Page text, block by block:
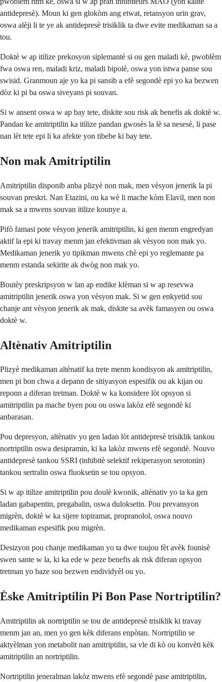
antidepresè). Moun ki gen glokòm ang etwat, retansyon urin grav,
oswa alèji li te ye ak antidepresè trisiklik ta dwe evite medikaman sa a
tou.
Doktè w ap itilize prekosyon siplemantè si ou gen maladi kè, pwoblèm
fwa oswa ren, maladi kriz, maladi bipolè, oswa yon istwa panse sou
swisid. Granmoun aje yo ka pi sansib a efè segondè epi yo ka bezwen
dòz ki pi ba oswa siveyans pi souvan.
Si w ansent oswa w ap bay tete, diskite sou risk ak benefis ak doktè w.
Pandan ke amitriptilin ka itilize pandan gwosès la lè sa nesesè, li pase
nan lèt tete epi li ka afekte yon tibebe ki bay tete.
Non mak Amitriptilin
Amitriptilin disponib anba plizyè non mak, men vèsyon jenerik la pi
souvan preskri. Nan Etazini, ou ka wè li mache kòm Elavil, men non
mak sa a mwens souvan itilize kounye a.
Pifò famasi pote vèsyon jenerik amitriptilin, ki gen menm engredyan
aktif la epi ki travay menm jan efektivman ak vèsyon non mak yo.
Medikaman jenerik yo tipikman mwens chè epi yo reglemante pa
menm estanda sekirite ak dwòg non mak yo.
Boutèy preskripsyon w lan ap endike klèman si w ap resevwa
amitriptilin jenerik oswa yon vèsyon mak. Si w gen enkyetid sou
chanje ant vèsyon jenerik ak mak, diskite sa avèk famasyen ou oswa
doktè w.
Altènativ Amitriptilin
Plizyè medikaman altènatif ka trete menm kondisyon ak amitriptilin,
men pi bon chwa a depann de sitiyasyon espesifik ou ak kijan ou
reponn a diferan tretman. Doktè w ka konsidere lòt opsyon si
amitriptilin pa mache byen pou ou oswa lakòz efè segondè ki
anbarasan.
Pou depresyon, altènativ yo gen ladan lòt antidepresè trisiklik tankou
nortriptilin oswa desipramin, ki ka lakòz mwens efè segondè. Nouvo
antidepresè tankou SSRI (inhibitè selektif rekiperasyon serotonin)
tankou sertralin oswa fluoksetin se tou opsyon.
Si w ap itilize amitriptilin pou doulè kwonik, altènativ yo ta ka gen
ladan gabapentin, pregabalin, oswa duloksetin. Pou prevansyon
migrèn, doktè w ka sijere topiramat, propranolol, oswa nouvo
medikaman espesifik pou migrèn.
Desizyon pou chanje medikaman yo ta dwe toujou fèt avèk founisè
swen sante w la, ki ka ede w peze benefis ak risk diferan opsyon
tretman yo baze sou bezwen endividyèl ou yo.
Èske Amitriptilin Pi Bon Pase Nortriptilin?
Amitriptilin ak nortriptilin se tou de antidepresè trisiklik ki travay
menm jan an, men yo gen kèk diferans enpòtan. Nortriptilin se
aktyèlman yon metabolit nan amitriptilin, sa vle di kò ou konvèti kèk
amitriptilin an nortriptilin.
Nortriptilin jeneralman lakòz mwens efè segondè pase amitriptilin,